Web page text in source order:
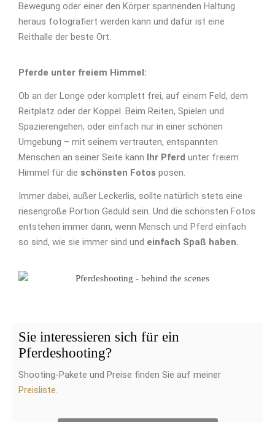
Bewegung oder einer den Körper spannenden Haltung
heraus fotografiert werden kann und dafür ist eine
Reithalle der beste Ort.
Pferde unter freiem Himmel:
Ob an der Longe oder komplett frei, auf einem Feld, dem
Reitplatz oder der Koppel. Beim Reiten, Spielen und
Spazierengehen, oder einfach nur in einer schönen
Umgebung – mit seinem vertrauten, entspannten
Menschen an seiner Seite kann Ihr Pferd unter freiem
Himmel für die schönsten Fotos posen.
Immer dabei, außer Leckerlis, sollte natürlich stets eine
riesengroße Portion Geduld sein. Und die schönsten Fotos
entstehen immer dann, wenn Mensch und Pferd einfach
so sind, wie sie immer sind und einfach Spaß haben.
Sie interessieren sich für ein
Pferdeshooting?
Shooting-Pakete und Preise finden Sie auf meiner
Preisliste.